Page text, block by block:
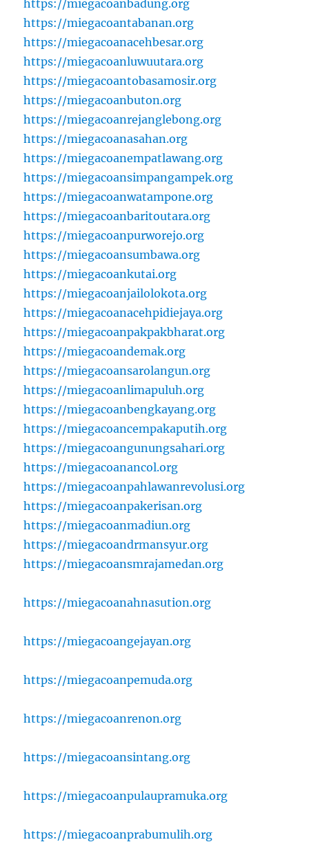
https://miegacoanbadung.org
https://miegacoantabanan.org
https://miegacoanacehbesar.org
https://miegacoanluwuutara.org
https://miegacoantobasamosir.org
https://miegacoanbuton.org
https://miegacoanrejanglebong.org
https://miegacoanasahan.org
https://miegacoanempatlawang.org
https://miegacoansimpangampek.org
https://miegacoanwatampone.org
https://miegacoanbaritoutara.org
https://miegacoanpurworejo.org
https://miegacoansumbawa.org
https://miegacoankutai.org
https://miegacoanjailolokota.org
https://miegacoanacehpidiejaya.org
https://miegacoanpakpakbharat.org
https://miegacoandemak.org
https://miegacoansarolangun.org
https://miegacoanlimapuluh.org
https://miegacoanbengkayang.org
https://miegacoancempakaputih.org
https://miegacoangunungsahari.org
https://miegacoanancol.org
https://miegacoanpahlawanrevolusi.org
https://miegacoanpakerisan.org
https://miegacoanmadiun.org
https://miegacoandrmansyur.org
https://miegacoansmrajamedan.org
https://miegacoanahnasution.org
https://miegacoangejayan.org
https://miegacoanpemuda.org
https://miegacoanrenon.org
https://miegacoansintang.org
https://miegacoanpulaupramuka.org
https://miegacoanprabumulih.org